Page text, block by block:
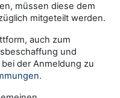
müssen diese dem
mitgeteilt werden.
auch zum
und
der Anmeldung zu
.